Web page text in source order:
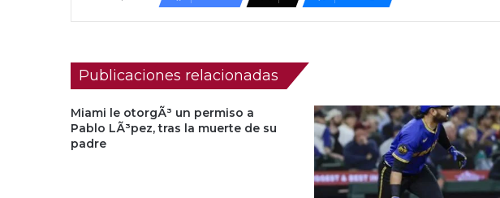
Publicaciones relacionadas
Miami le otorgÃ³ un permiso a
Pablo LÃ³pez, tras la muerte de su
padre